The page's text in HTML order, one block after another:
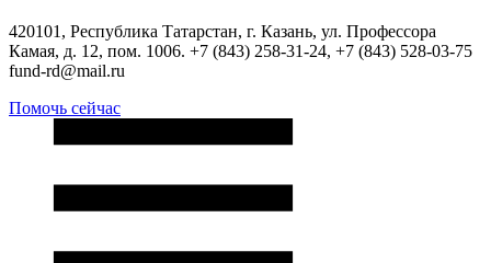
420101, Республика Татарстан, г. Казань, ул. Профессора
Камая, д. 12, пом. 1006. +7 (843) 258-31-24, +7 (843) 528-03-75
fund-rd@mail.ru
Помочь сейчас